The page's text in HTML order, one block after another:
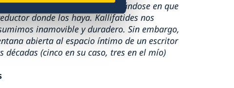
una realidad unitaria empeñándose en que
donde los haya. Kallifatides nos
inamovible y duradero. Sin embargo,
abierta al espacio íntimo de un escritor
(cinco en su caso, tres en el mío)